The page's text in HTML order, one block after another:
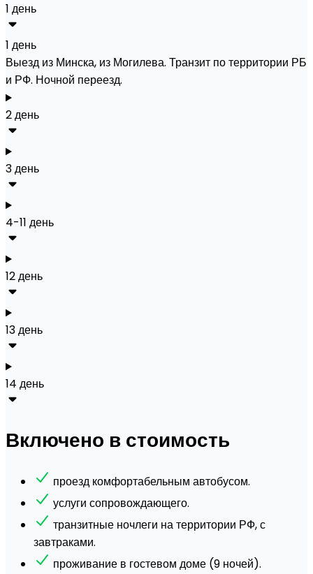
1 день
1 день
Выезд из Минска, из Могилева. Транзит по территории РБ
и РФ. Ночной переезд.
2 день
3 день
4-11 день
12 день
13 день
14 день
Включено в стоимость
проезд комфортабельным автобусом.
услуги сопровождающего.
транзитные ночлеги на территории РФ, с
завтраками.
проживание в гостевом доме (9 ночей).